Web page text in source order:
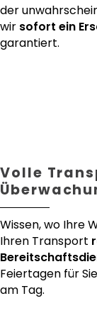
der
wir sofort ein
garantiert.
Volle
Wissen, wo Ihre
Ihren Transport
Feiertagen für
am Tag.